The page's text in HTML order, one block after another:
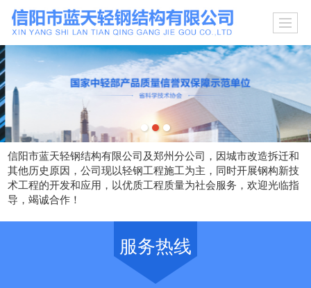
信阳市蓝天轻钢结构有限公司及郑州分公司，因城市改造拆迁和
其他历史原因，公司现以轻钢工程施工为主，同时开展钢构新技
术工程的开发和应用，以优质工程质量为社会服务，欢迎光临指
导，竭诚合作！
服务热线